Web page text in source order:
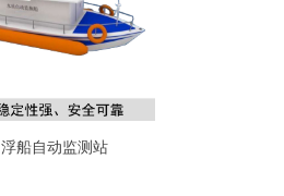
浮船自动监测站